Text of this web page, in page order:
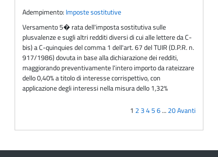
Adempimento: Imposte sostitutive
Versamento 5� rata dell'imposta sostitutiva sulle
plusvalenze e sugli altri redditi diversi di cui alle lettere da C-
bis) a C-quinquies del comma 1 dell'art. 67 del TUIR (D.P.R. n.
917/1986) dovuta in base alla dichiarazione dei redditi,
maggiorando preventivamente l'intero importo da rateizzare
dello 0,40% a titolo di interesse corrispettivo, con
applicazione degli interessi nella misura dello 1,32%
1 2 3456... 20Avanti